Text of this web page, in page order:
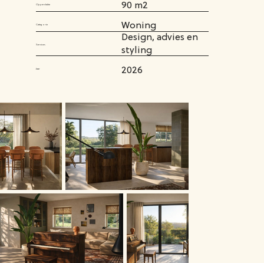
Oppervlakte 90 m2
Categorie Woning
Services
Design, advies en
styling
Jaar 2026